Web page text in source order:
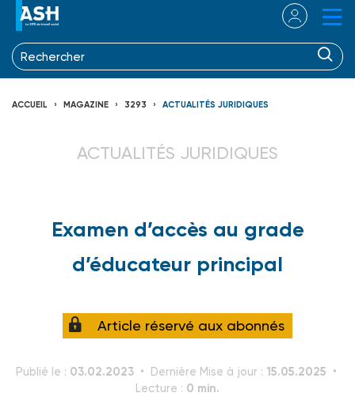
ACCUEIL MAGAZINE 3293 ACTUALITÉS JURIDIQUES
ACTUALITÉS JURIDIQUES
Examen d’accès au grade
d’éducateur principal
Article réservé aux abonnés
Publié le : 03.02.2023 Dernière Mise à jour : 15.05.2025
Lecture : 0 min.